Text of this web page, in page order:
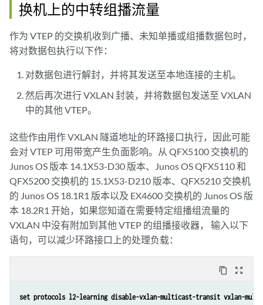
换机上的中转组播流量
作为 VTEP 的交换机收到广播、未知单播或组播数据包时，
将对数据包执行以下作：
对数据包进行解封，并将其发送至本地连接的主机。
然后再次进行 VXLAN 封装，并将数据包发送至 VXLAN
中的其他 VTEP。
这些作由用作 VXLAN 隧道地址的环路接口执行，因此可能
会对 VTEP 可用带宽产生负面影响。从 QFX5100 交换机的
Junos OS 版本 14.1X53-D30 版本、Junos OS QFX5110 和
QFX5200 交换机的 15.1X53-D210 版本、QFX5210 交换机
的 Junos OS 18.1R1 版本以及 EX4600 交换机的 Junos OS 版
本 18.2R1 开始，如果您知道在需要特定组播组流量的
VXLAN 中没有附加到其他 VTEP 的组播接收器， 输入以下
语句，可以减少环路接口上的处理负载：
content_copy zoom_out_map
set protocols l2-learning disable-vxlan-multicast-transit vxlan-